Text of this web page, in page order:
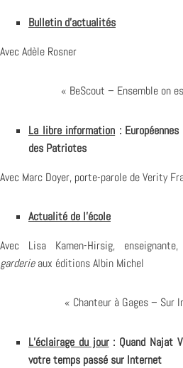
Bulletin d’actualités
Avec Adèle Rosner
« BeScout – Ensemble on
La libre information :
des Patriotes
Avec Marc Doyer, porte-parole deVerity
Actualité de l’école
Avec Lisa Kamen-Hirsig,
garderieaux éditions Albin Michel
« Chanteur à Gages – Sur
L’éclairage du jour: Quand Najat
votre temps passé sur Internet